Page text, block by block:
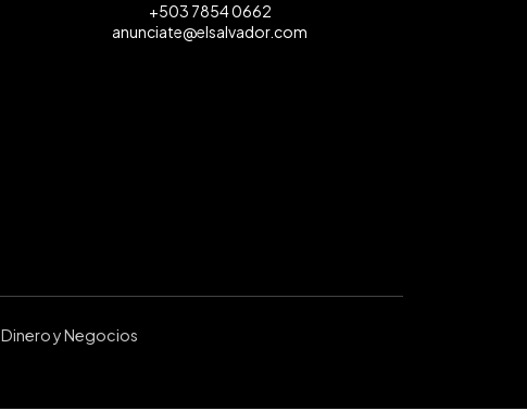
+503 7854 0662
anunciate@elsalvador.com
Dinero y Negocios